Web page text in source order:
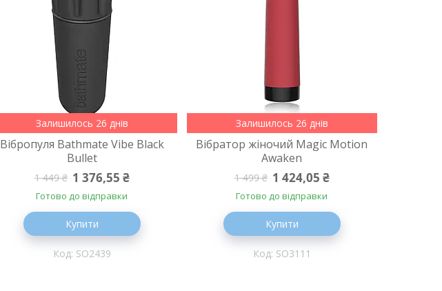
Залишилось 26 днів
Вібропуля Bathmate Vibe Black
Bullet
1 449 ₴ 1 376,55 ₴
Готово до відправки
Купити
SO2439
Залишилось 26 днів
Вібратор жіночий Magic Motion
Awaken
1 499 ₴ 1 424,05 ₴
Готово до відправки
Купити
SO3111